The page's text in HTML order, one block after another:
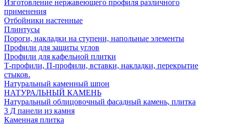
Изготовление нержавеющего профиля различного
применения
Отбойники настенные
Плинтусы
Пороги, накладки на ступени, напольные элементы
Профили для защиты углов
Профили для кафельной плитки
Т-профили, П-профили, вставки, накладки, перекрытие
стыков.
Натуральный каменный шпон
НАТУРАЛЬНЫЙ КАМЕНЬ
Натуральный облицовочный фасадный камень, плитка
3 Д панели из камня
Каменная плитка